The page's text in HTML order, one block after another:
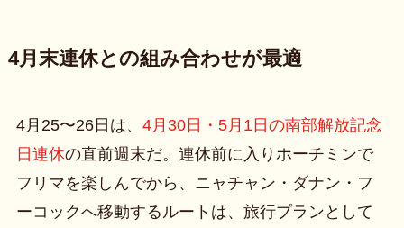
4月末連休との組み合わせが最適
4月25〜26日は、 4月30日・5月1日の南部解放記念
日連休の直前週末だ。連休前に入りホーチミンで
フリマを楽しんでから、ニャチャン・ダナン・フ
ーコックへ移動するルートは、旅行プランとして